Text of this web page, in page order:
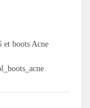
et boots Acne